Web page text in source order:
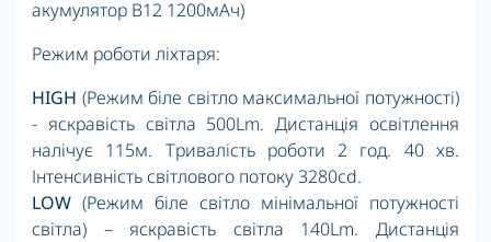
акумулятор В12 1200мАч)
Режим роботи ліхтаря:
HIGH (Режим біле світло максимальної потужності)
- яскравість світла 500Lm. Дистанція освітлення
налічує 115м. Тривалість роботи 2 год. 40 хв.
Інтенсивність світлового потоку 3280cd.
LOW (Режим біле світло мінімальної потужності
світла) – яскравість світла 140Lm. Дистанція